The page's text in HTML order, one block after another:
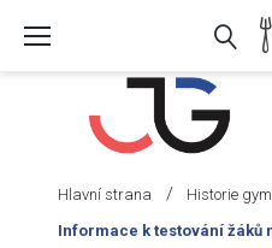
Hlavní strana / Historie
Informace k testování žáků